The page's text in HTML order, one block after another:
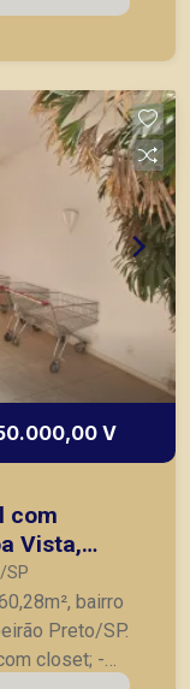
com
Ribeirão
V
com
Vista,
SP
bairro
Preto/SP.
closet; -